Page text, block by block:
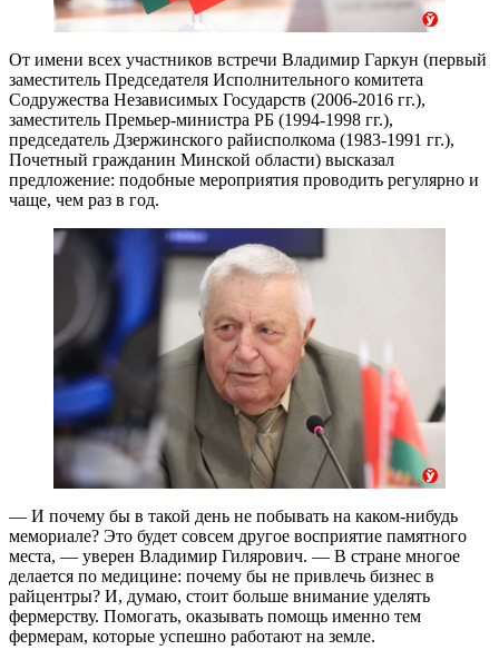
От имени всех участников встречи Владимир Гаркун (первый
заместитель Председателя Исполнительного комитета
Содружества Независимых Государств (2006-2016 гг.),
заместитель Премьер-министра РБ (1994-1998 гг.),
председатель Дзержинского райисполкома (1983-1991 гг.),
Почетный гражданин Минской области) высказал
предложение: подобные мероприятия проводить регулярно и
чаще, чем раз в год.
— И почему бы в такой день не побывать на каком-нибудь
мемориале? Это будет совсем другое восприятие памятного
места, — уверен Владимир Гилярович. — В стране многое
делается по медицине: почему бы не привлечь бизнес в
райцентры? И, думаю, стоит больше внимание уделять
фермерству. Помогать, оказывать помощь именно тем
фермерам, которые успешно работают на земле.